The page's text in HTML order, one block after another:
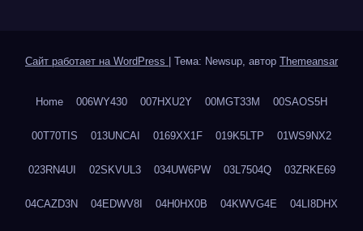
Сайт работает на WordPress Тема: Newsup, автор Themeansar
Home 006WY430 007HXU2Y 00MGT33M 00SAOS5H
00T70TIS 013UNCAI 0169XX1F 019K5LTP 01WS9NX2
023RN4UI 02SKVUL3 034UW6PW 03L7504Q 03ZRKE69
04CAZD3N 04EDWV8I 04H0HX0B 04KWVG4E 04LI8DHX